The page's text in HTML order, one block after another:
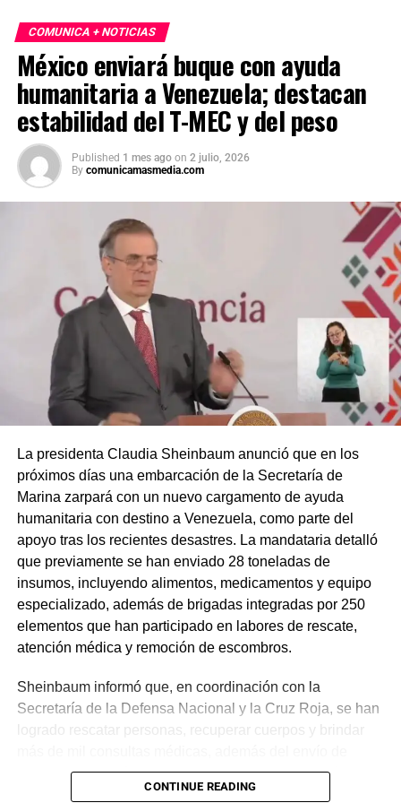
COMUNICA + NOTICIAS
México enviará buque con ayuda
humanitaria a Venezuela; destacan
estabilidad del T-MEC y del peso
Published 1 mes ago on 2 julio, 2026
By comunicamasmedia.com
La presidenta Claudia Sheinbaum anunció que en los
próximos días una embarcación de la Secretaría de
Marina zarpará con un nuevo cargamento de ayuda
humanitaria con destino a Venezuela, como parte del
apoyo tras los recientes desastres. La mandataria detalló
que previamente se han enviado 28 toneladas de
insumos, incluyendo alimentos, medicamentos y equipo
especializado, además de brigadas integradas por 250
elementos que han participado en labores de rescate,
atención médica y remoción de escombros.
Sheinbaum informó que, en coordinación con la
Secretaría de la Defensa Nacional y la Cruz Roja, se han
logrado rescatar personas, recuperar cuerpos y brindar
plantas de energía y materiales de apoyo. Subrayó que
estas acciones responden a solicitudes del gobierno
CONTINUE READING